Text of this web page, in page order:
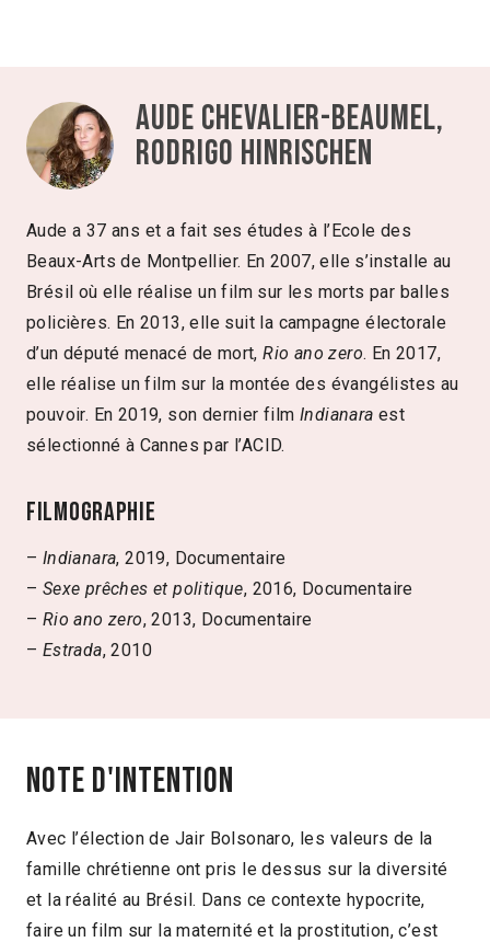
Aude Chevalier-Beaumel,
Rodrigo Hinrischen
​Aude a 37 ans et a fait ses études à l’Ecole des
Beaux-Arts de Montpellier. En 2007, elle s’installe au
Brésil où elle réalise un film sur les morts par balles
policières. En 2013, elle suit la campagne électorale
d’un député menacé de mort, Rio ano zero. En 2017,
elle réalise un film sur la montée des évangélistes au
pouvoir. En 2019, son dernier film Indianara est
sélectionné à Cannes par l’ACID.
Filmographie
– Indianara, 2019, Documentaire
– Sexe prêches et politique, 2016, Documentaire
– Rio ano zero, 2013, Documentaire
– Estrada, 2010
Note d'intention
Avec l’élection de Jair Bolsonaro, les valeurs de la
famille chrétienne ont pris le dessus sur la diversité
et la réalité au Brésil. Dans ce contexte hypocrite,
faire un film sur la maternité et la prostitution, c’est